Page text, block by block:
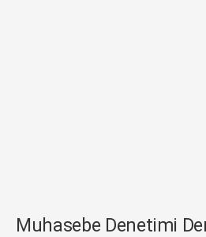
Muhasebe Denetimi